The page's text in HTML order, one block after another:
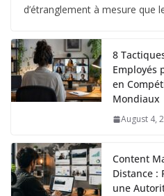
d’étranglement à mesure que
8
Employés
en
Mondiaux
August 4,
Content
Distance :
une